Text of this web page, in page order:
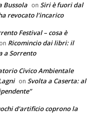
Bussola on Siri è fuori dal
revocato l’incarico
Festival – cosa è
on Ricomincio dai libri: il
a Sorrento
Civico Ambientale
on Svolta a Caserta: al
d'artificio coprono la